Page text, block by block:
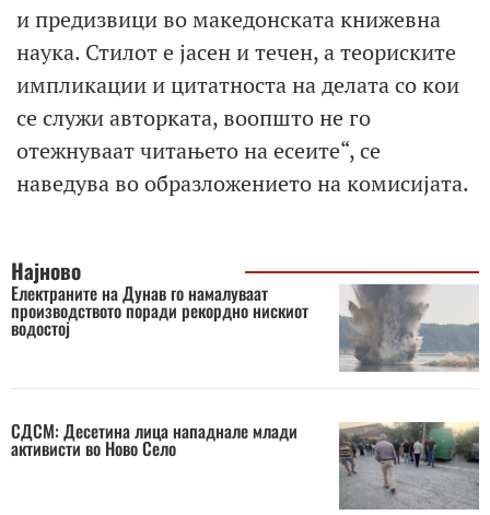
и предизвици во македонската книжевна
наука. Стилот е јасен и течен, а теориските
импликации и цитатноста на делата со кои
се служи авторката, воопшто не го
отежнуваат читањето на есеите“, се
наведува во образложението на комисијата.
Најново
Електраните на Дунав го намалуваат
производството поради рекордно нискиот
водостој
СДСМ: Десетина лица нападнале млади
активисти во Ново Село